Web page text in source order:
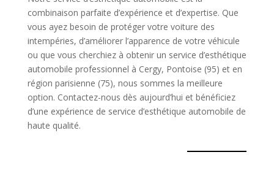
combinaison parfaite d’expérience et d’expertise. Que
vous ayez besoin de protéger votre voiture des
intempéries, d’améliorer l’apparence de votre véhicule
ou que vous cherchiez à obtenir un service d’esthétique
automobile professionnel à Cergy, Pontoise (95) et en
région parisienne (75), nous sommes la meilleure
option. Contactez-nous dès aujourd’hui et bénéficiez
d’une expérience de service d’esthétique automobile de
haute qualité.